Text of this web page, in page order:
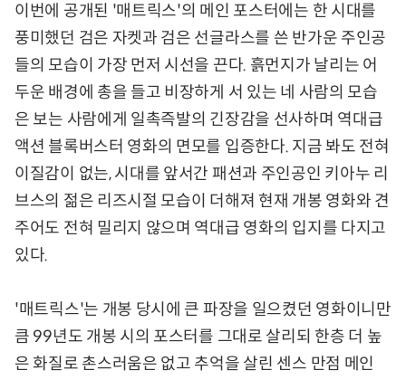
이번에 공개된 '매트릭스'의 메인 포스터에는 한 시대를
풍미했던 검은 자켓과 검은 선글라스를 쓴 반가운 주인공
들의 모습이 가장 먼저 시선을 끈다. 흙먼지가 날리는 어
두운 배경에 총을 들고 비장하게 서 있는 네 사람의 모습
은 보는 사람에게 일촉즉발의 긴장감을 선사하며 역대급
액션 블록버스터 영화의 면모를 입증한다. 지금 봐도 전혀
이질감이 없는, 시대를 앞서간 패션과 주인공인 키아누 리
브스의 젊은 리즈시절 모습이 더해져 현재 개봉 영화와 견
주어도 전혀 밀리지 않으며 역대급 영화의 입지를 다지고
있다.
'매트릭스'는 개봉 당시에 큰 파장을 일으켰던 영화이니만
큼 99년도 개봉 시의 포스터를 그대로 살리되 한층 더 높
은 화질로 촌스러움은 없고 추억을 살린 센스 만점 메인